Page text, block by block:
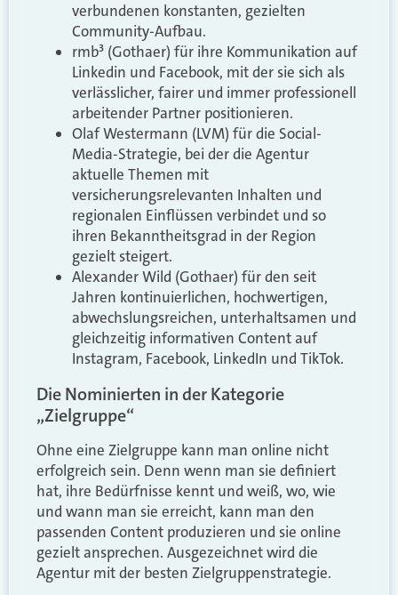
verbundenen konstanten, gezielten
Community-Aufbau.
rmb³ (Gothaer) für ihre Kommunikation auf
Linkedin und Facebook, mit der sie sich als
verlässlicher, fairer und immer professionell
arbeitender Partner positionieren.
Olaf Westermann (LVM) für die Social-
Media-Strategie, bei der die Agentur
aktuelle Themen mit
versicherungsrelevanten Inhalten und
regionalen Einflüssen verbindet und so
ihren Bekanntheitsgrad in der Region
gezielt steigert.
Alexander Wild (Gothaer) für den seit
Jahren kontinuierlichen, hochwertigen,
abwechslungsreichen, unterhaltsamen und
gleichzeitig informativen Content auf
Instagram, Facebook, LinkedIn und TikTok.
Die Nominierten in der Kategorie
„Zielgruppe“
Ohne eine Zielgruppe kann man online nicht
erfolgreich sein. Denn wenn man sie definiert
hat, ihre Bedürfnisse kennt und weiß, wo, wie
und wann man sie erreicht, kann man den
passenden Content produzieren und sie online
gezielt ansprechen. Ausgezeichnet wird die
Agentur mit der besten Zielgruppenstrategie.